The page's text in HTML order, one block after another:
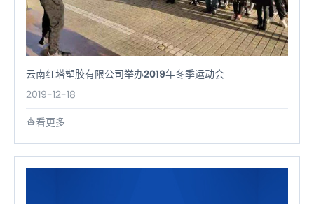
云南红塔塑胶有限公司举办2019年冬季运动会
2019-12-18
查看更多